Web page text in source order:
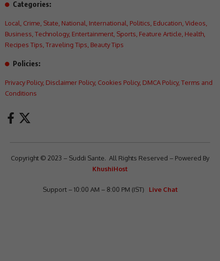
Categories:
Local Crime State National International Politics Education Videos
Business Technology, Entertainment Sports Feature Article Health
Recipes Tips Traveling Tips Beauty Tips
Policies:
Privacy Policy, Disclaimer Policy, Cookies Policy, DMCA Policy, Terms and
Conditions
Copyright © 2023 – Suddi Sante. All Rights Reserved – Powered By
KhushiHost
Support – 10:00 AM – 8:00 PM (IST) Live Chat